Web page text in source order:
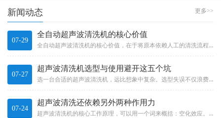
更多>>
新闻动态
07-29
全自动超声波清洗机的核心价值
全自动超声波清洗机的核心价值，在于将原本依赖人工的清洗流程有效自动化。它不只是“加了个机械手”那么简单，而是一整套系统...
07-27
超声波清洗机选型与使用避开这五个坑
选一台合适的超声波清洗机，远比想象中复杂。选型失误不仅浪费投资，更可能影响产品质量和生产效率。Choosing a s...
07-24
超声波清洗还依赖另外两种作用力
超声波清洗机的核心工作原理，可以用一个词来概括：空化效应。这不是什么玄乎的概念，而是一种实实在在的物理现象。The c...